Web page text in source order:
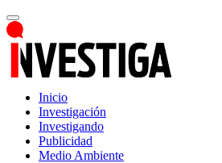
Inicio
Investigación
Investigando
Publicidad
Medio Ambiente